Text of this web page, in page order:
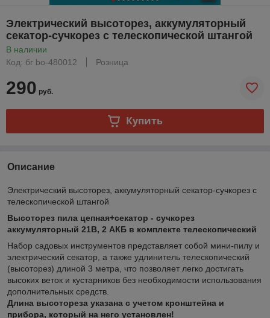
Электрический высоторез, аккумуляторный
секатор-сучкорез с телескопической штангой
В наличии
Код: бг bo-480012
Розница
290 руб.
Купить
Описание
Электрический высоторез, аккумуляторный секатор-сучкорез с
телескопической штангой
Высоторез пила цепная+секатор - сучкорез
аккумуляторный 21В, 2 АКБ в комплекте телескопический
Набор садовых инструментов представляет собой мини-пилу и
электрический секатор, а также удлинитель телескопический
(высоторез) длиной 3 метра, что позволяет легко достигать
высоких веток и кустарников без необходимости использования
дополнительных средств.
Длина высотореза указана с учетом кронштейна и
прибора, который на него установлен!